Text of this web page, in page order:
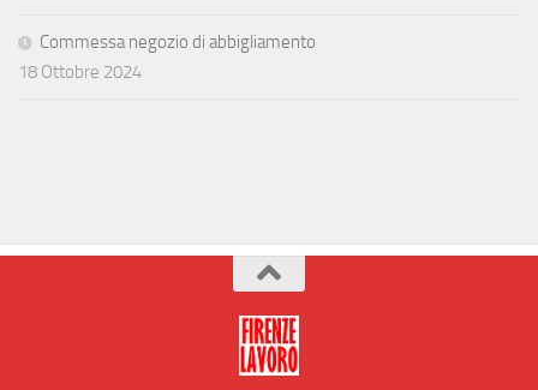
Commessa negozio di abbigliamento
18 Ottobre 2024